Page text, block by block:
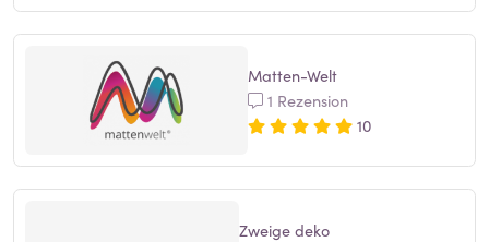
Matten-Welt
1 Rezension
10
Zweige deko